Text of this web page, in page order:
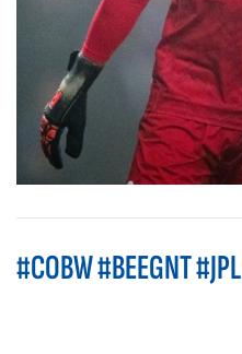
#COBW #BEEGNT #JPL